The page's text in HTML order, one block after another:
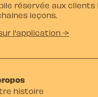
réservée aux
leçons.
l'application →
histoire